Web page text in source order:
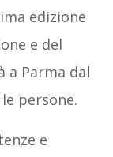
edizione
e del
a Parma dal
persone.
e